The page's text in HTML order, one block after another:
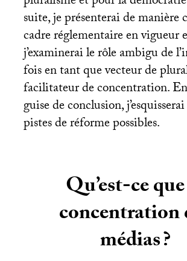
suite, je présenterai de manière
cadre réglementaire en vigueur
j’examinerai le rôle ambigu de
fois en tant que vecteur de
facilitateur de concentration.
guise de conclusion,
pistes de réforme possibles.
Qu’est-ce
concentration
médias?